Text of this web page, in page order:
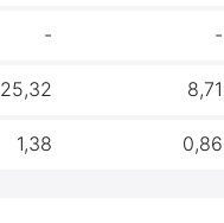
- -
25,32 8,71
1,38 0,86